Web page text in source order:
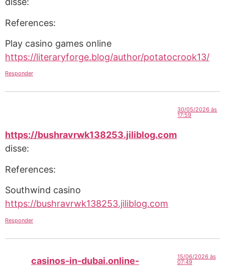
References:
Play casino games online
https://literaryforge.blog/author/potatocrook13/
Responder
https://bushravrwk138253.jiliblog.com
disse:
30/05/2026 às
17:59
References:
Southwind casino
https://bushravrwk138253.jiliblog.com
Responder
casinos-in-dubai.online-
15/06/2026 às
07:49